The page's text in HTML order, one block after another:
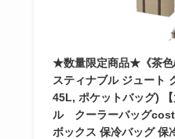
★数量限定商品★《茶色
スティナブル ジュート
45L, ポケットバッグ)
ル クーラーバッグ
ボックス 保冷バッグ 保